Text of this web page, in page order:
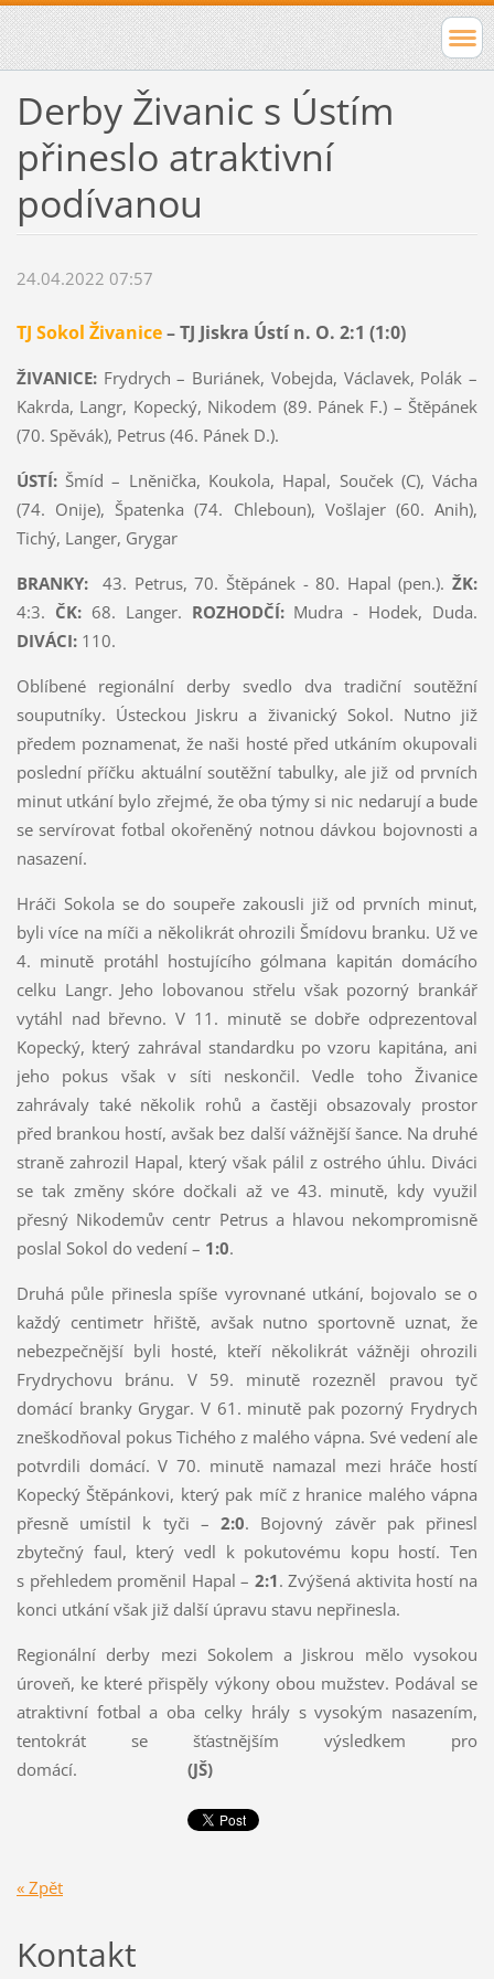
Derby Živanic s Ústím
přineslo atraktivní
podívanou
24.04.2022 07:57
TJ Sokol Živanice– TJ Jiskra Ústí n. O. 2:1 (1:0)
ŽIVANICE:Frydrych – Buriánek, Vobejda, Václavek, Polák –
Kakrda, Langr, Kopecký, Nikodem (89. Pánek F.) – Štěpánek
(70. Spěvák), Petrus (46. Pánek D.).
ÚSTÍ:Šmíd – Lněnička, Koukola, Hapal, Souček (C), Vácha
(74. Onije), Špatenka (74. Chleboun), Vošlajer (60. Anih),
Tichý, Langer, Grygar
BRANKY:43. Petrus, 70. Štěpánek - 80. Hapal (pen.).ŽK:
4:3. ČK: 68. Langer. ROZHODČÍ: Mudra - Hodek, Duda.
DIVÁCI:110.
Oblíbené regionální derby svedlo dva tradiční soutěžní
souputníky. Ústeckou Jiskru a živanický Sokol. Nutno již
předem poznamenat, že naši hosté před utkáním okupovali
poslední příčku aktuální soutěžní tabulky, ale již od prvních
minut utkání bylo zřejmé, že oba týmy si nic nedarují a bude
se servírovat fotbal okořeněný notnou dávkou bojovnosti a
nasazení.
Hráči Sokola se do soupeře zakousli již od prvních minut,
byli více na míči a několikrát ohrozili Šmídovu branku. Už ve
4. minutě protáhl hostujícího gólmana kapitán domácího
celku Langr. Jeho lobovanou střelu však pozorný brankář
vytáhl nad břevno. V 11. minutě se dobře odprezentoval
Kopecký, který zahrával standardku po vzoru kapitána, ani
jeho pokus však v síti neskončil. Vedle toho Živanice
zahrávaly také několik rohů a častěji obsazovaly prostor
před brankou hostí, avšak bez další vážnější šance. Na druhé
straně zahrozil Hapal, který však pálil z ostrého úhlu. Diváci
se tak změny skóre dočkali až ve 43. minutě, kdy využil
přesný Nikodemův centr Petrus a hlavou nekompromisně
poslal Sokol do vedení – 1:0.
Druhá půle přinesla spíše vyrovnané utkání, bojovalo se o
každý centimetr hřiště, avšak nutno sportovně uznat, že
nebezpečnější byli hosté, kteří několikrát vážněji ohrozili
Frydrychovu bránu. V 59. minutě rozezněl pravou tyč
domácí branky Grygar. V 61. minutě pak pozorný Frydrych
zneškodňoval pokus Tichého z malého vápna. Své vedení ale
potvrdili domácí. V 70. minutě namazal mezi hráče hostí
Kopecký Štěpánkovi, který pak míč z hranice malého vápna
přesně umístil k tyči –2:0. Bojovný závěr pak přinesl
zbytečný faul, který vedl k pokutovému kopu hostí. Ten
s přehledem proměnil Hapal – 2:1. Zvýšená aktivita hostí na
konci utkání však již další úpravu stavu nepřinesla.
Regionální derby mezi Sokolem a Jiskrou mělo vysokou
úroveň, ke které přispěly výkony obou mužstev. Podával se
atraktivní fotbal a oba celky hrály s vysokým nasazením,
tentokrát se šťastnějším výsledkem pro
domácí. (JŠ)
« Zpět
Kontakt